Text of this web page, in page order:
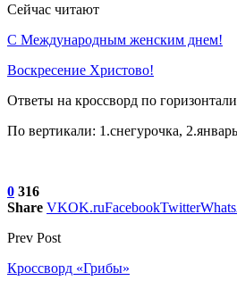
Сейчас читают
С Международным женским днем!
Воскресение Xристово!
Ответы на кроссворд по
По вертикали: 1.снегурочка,
0 316
Share VKOK.ruFacebookTwitter
Prev Post
Кроссворд «Грибы»